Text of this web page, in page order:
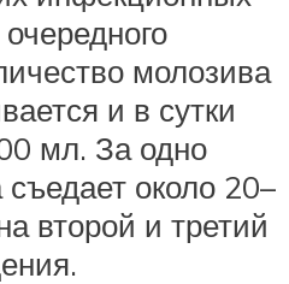
молозива
и в сутки
мл. За одно
около 20–
второй и третий